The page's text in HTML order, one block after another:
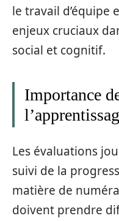
le travail d’équipe
enjeux cruciaux
social et cognitif.
Importance
Les évaluations
suivi de la
matière de
doivent prendre